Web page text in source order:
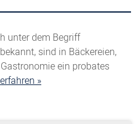
unter dem Begriff
sind in Bäckereien,
ein probates
»